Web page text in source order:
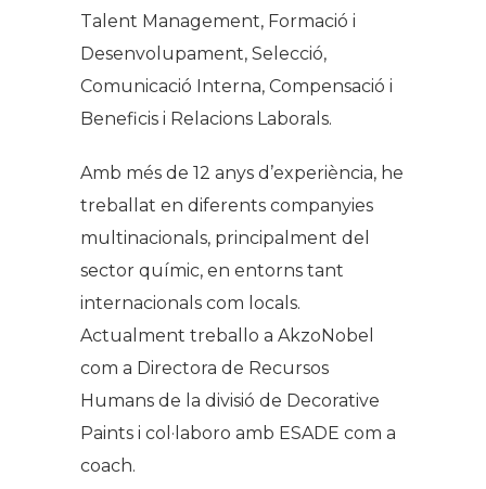
Talent Management, Formació i
Desenvolupament, Selecció,
Comunicació Interna, Compensació i
Beneficis i Relacions Laborals.
Amb més de 12 anys d’experiència, he
treballat en diferents companyies
multinacionals, principalment del
sector químic, en entorns tant
internacionals com locals.
Actualment treballo a AkzoNobel
com a Directora de Recursos
Humans de la divisió de Decorative
Paints i col·laboro amb ESADE com a
coach.